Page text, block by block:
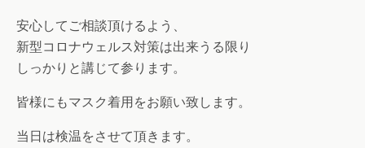
安心してご相談頂けるよう、
新型コロナウェルス対策は出来うる限り
しっかりと講じて参ります。
皆様にもマスク着用をお願い致します。
当日は検温をさせて頂きます。